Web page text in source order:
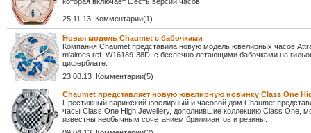
25.11.13 Комментарии(1)
Новая модель Chaumet с бабочками
Компания Chaumet представила новую модель ювелирных часов
m'aimes ref. W16189-38D, с беспечно летающими бабочками на
циферблате.
23.08.13 Комментарии(5)
Chaumet представляет новую ювелирную новинку Class One
Престижный парижский ювелирный и часовой дом Chaumet
часы Class One High Jewellery, дополнившие коллекцию Class One,
известны необычным сочетанием бриллиантов и резины.